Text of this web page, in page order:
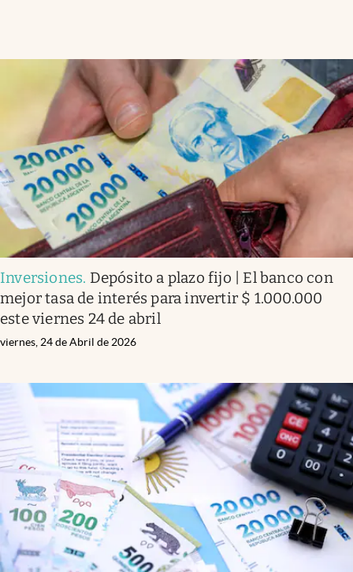
Inversiones. Depósito a plazo fijo | El banco con
mejor tasa de interés para invertir $ 1.000.000
este viernes 24 de abril
viernes, 24 de Abril de 2026